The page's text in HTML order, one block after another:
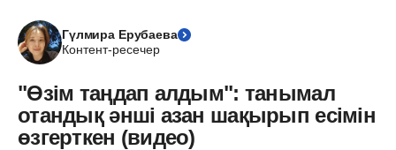
Гүлмира Ерубаева
Контент-ресечер
"Өзім таңдап алдым": танымал
отандық әнші азан шақырып есімін
өзгерткен (видео)